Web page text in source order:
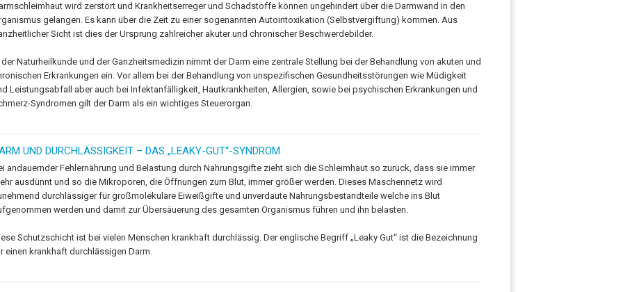
wird zerstört und Krankheitserreger und Schadstoffe können ungehindert über die Darmwand in den
gelangen. Es kann über die Zeit zu einer sogenannten Autointoxikation (Selbstvergiftung) kommen. Aus
Sicht ist dies der Ursprung zahlreicher akuter und chronischer Beschwerdebilder.
der Naturheilkunde und der Ganzheitsmedizin nimmt der Darm eine zentrale Stellung bei der Behandlung von akuten und
Erkrankungen ein. Vor allem bei der Behandlung von unspezifischen Gesundheitsstörungen wie Müdigkeit
Leistungsabfall aber auch bei Infektanfälligkeit, Hautkrankheiten, Allergien, sowie bei psychischen Erkrankungen und
Syndromen gilt der Darm als ein wichtiges Steuerorgan.
UND DURCHLÄSSIGKEIT – DAS „LEAKY-GUT“-SYNDROM
andauernder Fehlernährung und Belastung durch Nahrungsgifte zieht sich die Schleimhaut so zurück, dass sie immer
ausdünnt und so die Mikroporen, die Öffnungen zum Blut, immer größer werden. Dieses Maschennetz wird
durchlässiger für großmolekulare Eiweißgifte und unverdaute Nahrungsbestandteile welche ins Blut
werden und damit zur Übersäuerung des gesamten Organismus führen und ihn belasten.
Schutzschicht ist bei vielen Menschen krankhaft durchlässig. Der englische Begriff „Leaky Gut“ ist die Bezeichnung
einen krankhaft durchlässigen Darm.